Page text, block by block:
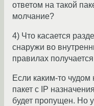
ответом на такой
молчание?
4) Что касается
снаружи во
правилах
Если каким-то
пакет с IP
будет пропущен. Но